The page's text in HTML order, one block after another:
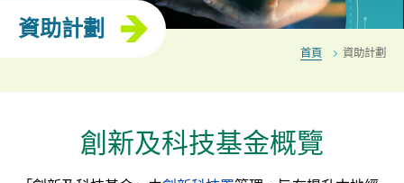
資助計劃
首頁 資助計劃
創新及科技基金概覽